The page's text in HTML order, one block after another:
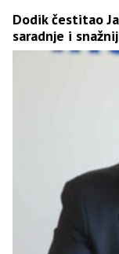
Dodik čestitao
saradnje i